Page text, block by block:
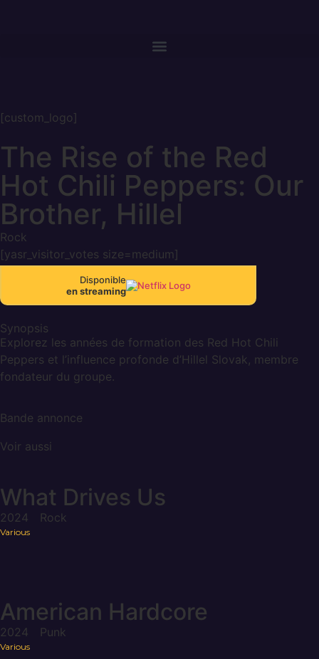
[custom_logo]
The Rise of the Red
Hot Chili Peppers: Our
Brother, Hillel
Rock
[yasr_visitor_votes size=medium]
Disponible
en streaming
Synopsis
Explorez les années de formation des Red Hot Chili
Peppers et l’influence profonde d’Hillel Slovak, membre
fondateur du groupe.
Bande annonce
Voir aussi
What Drives Us
2024 Rock
Various
American Hardcore
2024 Punk
Various